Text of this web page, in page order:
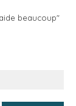
beaucoup"